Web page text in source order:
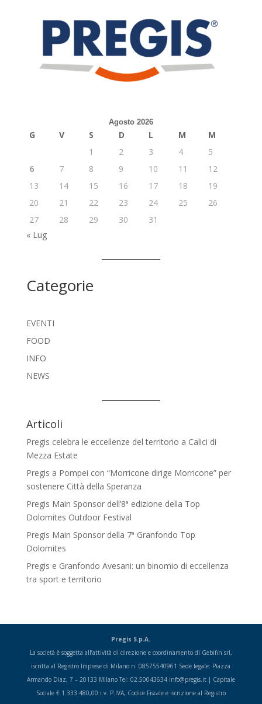
Agosto 2026
G V S D L M
M
1
2 3 4
5
6
7 8 9 10 11
12
13
14 15 16 17 18
19
20
21 22 23 24 25
26
27
28 29 30
31
« Lug
Categorie
EVENTI
FOOD
INFO
NEWS
Articoli
Pregis celebra le eccellenze del territorio a Calici di
Mezza Estate
Pregis a Pompei con “Morricone dirige Morricone” per
sostenere Città della Speranza
Pregis Main Sponsor dell’8ª edizione della Top
Dolomites Outdoor Festival
Pregis Main Sponsor della 7ª Granfondo Top
Dolomites
Pregis e Granfondo Avesani: un binomio di eccellenza
tra sport e territorio
Pregis S.p.A.
La società è soggetta all’attività di direzione e coordinamento di Gebifin srl,
iscritta al Registro Imprese di Milano n. 08575540961 Sede legale: Piazza
Armando Diaz, 7 – 20133 Milano Tel: 02.50043634 info@pregis.it | Capitale
Sociale € 1.333.480,00 i.v. P.IVA, Codice Fiscale e iscrizione al Registro